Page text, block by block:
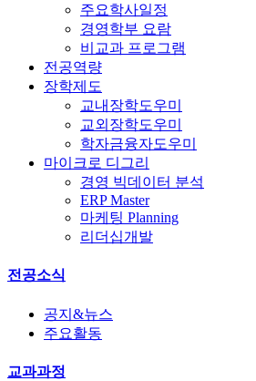
주요학사일정
경영학부 요람
비교과 프로그램
전공역량
장학제도
교내장학도우미
교외장학도우미
학자금융자도우미
마이크로 디그리
경영 빅데이터 분석
ERP Master
마케팅 Planning
리더십개발
전공소식
공지&뉴스
주요활동
교과과정